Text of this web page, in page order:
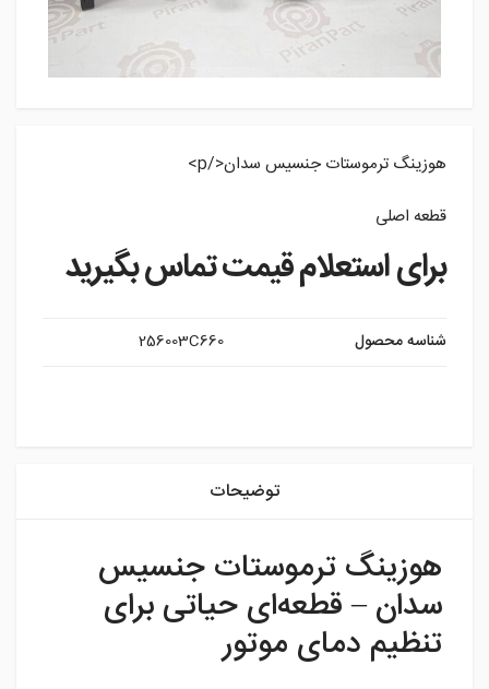
هوزینگ ترموستات جنسیس سدان</p>
قطعه اصلی
برای استعلام قیمت تماس بگیرید
شناسه محصول 256003C660
توضیحات
هوزینگ ترموستات جنسیس
سدان – قطعه‌ای حیاتی برای
تنظیم دمای موتور